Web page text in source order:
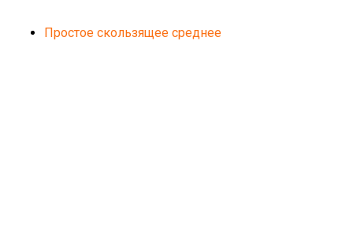
Простое скользящее среднее